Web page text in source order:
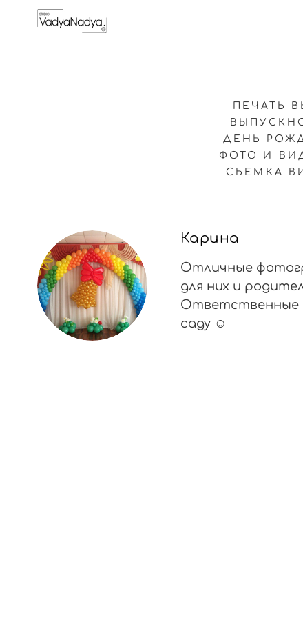
ПЕЧАТЬ
ДЕНЬ
ФОТО И
СЬЕМКА
Карина
Отличные
для них и
Ответственные
саду ☺️